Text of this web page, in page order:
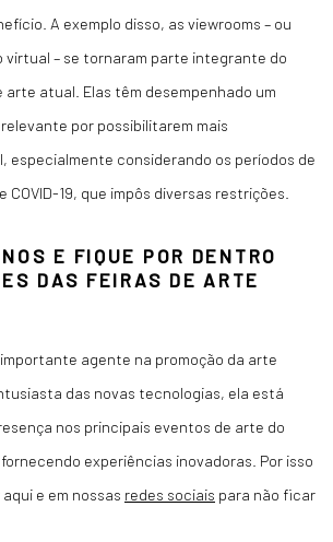
A exemplo disso, as viewrooms – ou
virtual – se tornaram parte integrante do
arte atual. Elas têm desempenhado um
por possibilitarem mais
especialmente considerando os períodos de
COVID-19, que impôs diversas restrições.
E FIQUE POR DENTRO
DAS FEIRAS DE ARTE
agente na promoção da arte
das novas tecnologias, ela está
nos principais eventos de arte do
experiências inovadoras. Por isso
e em nossas redes sociais para não ficar